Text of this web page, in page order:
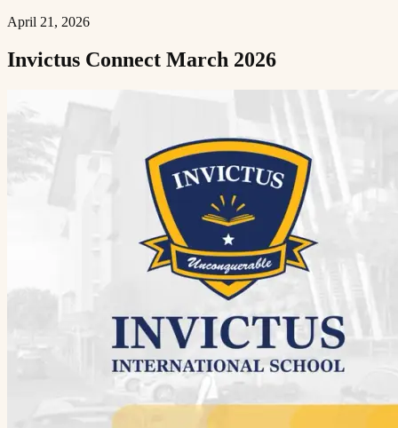
April 21, 2026
Invictus Connect March 2026​​​​‌ ‍ ​‍​‍‌‍ ‌ ​‍‌‍‍‌‌‍‌ ‌‍‍‌‌‍ ‍​‍​‍​ ‍‍​‍​‍‌ ​ ‌‍​‌‌‍ ‍‌‍‍‌‌ ‌​‌ ‍‌​‍ ‍‌‍‍‌‌‍ ​‍​‍​‍ ​​‍​‍‌‍‍​‌ ​‍‌‍‌‌‌‍‌‍​‍​‍​ ‍‍​‍​‍​‍ ‌ ​ ‌ ‌​‌ ‌‌‌‍‌​‌‍‍‌‌‍ ​‍ ‌‍‍‌‌‍ ‍‌ ‌​‌‍‌‌‌‍ ‍‌ ‌​​‍ ‌‍‌‌‌‍‌​‌‍‍‌‌ ‌​​‍ ‌‍ ‌‌‍ ‌‍‌​‌‍‌‌​ ‌‌ ​​‌ ​‍‌‍‌‌‌ ​ ‌‍‌‌‌‍ ‍‌ ‌​‌‍​‌‌ ‌​‌‍‍‌‌‍ ‌‍ ‍​ ‍ ‌‍‍‌‌‍‌​​ ‌​ ​ ​ ​‌​ ‌‍​ ​‌​ ‌ ‌‍‌‍‌‍‌​​ ​‍​‍ ‌​ ​‌‌‍​‌​ ​​​ ​​​‍ ‌​ ‌​​ ‌‍​ ‌ ​ ​ ​‍ ‌‌‍​‌​ ‌‍​ ‍‌​ ‍​​‍ ‌​ ‍​‌‍‌​​ ‌ ​ ​‌‌‍‌‌​ ​​​ ‍‌‌‍​‍​ ​ ​ ​‌​ ‌ ‌‍​‌​ ‍ ‌ ‌​‌ ‍‌‌ ​​‌‍‌‌​ ‌‌‍ ‍‌‍‌‌‌ ‌ ‌ ​ ​ ‍ ‌ ​​‌‍​‌‌ ‌​‌‍‍​​ ‌‌ ‌​‌‍‍‌‌ ‌​‌‍ ​‌‍‌‌​ ‌‍​‍‌‍​‌‌ ​ ‌‍‌‌‌‌‌‌‌ ​‍‌‍ ​​ ‌​‍‌‌​ ​‍‌​‌‍‌ ​ ‌ ‌​‌ ‌‌‌‍‌​‌‍‍‌‌‍ ​‍‌‍‌‍‍‌‌‍‌​​ ‌​ ​ ​ ​‌​ ‌‍​ ​‌​ ‌ ‌‍‌‍‌‍‌​​ ​‍​‍ ‌​ ​‌‌‍​‌​ ​​​ ​​​‍ ‌​ ‌​​ ‌‍​ ‌ ​ ​ ​‍ ‌‌‍​‌​ ‌‍​ ‍‌​ ‍​​‍ ‌​ ‍​‌‍‌​​ ‌ ​ ​‌‌‍‌‌​ ​​​ ‍‌‌‍​‍​ ​ ​ ​‌​ ‌ ‌‍​‌​‍‌‍‌ ‌​‌ ‍‌‌ ​​‌‍‌‌​ ‌‌‍ ‍‌‍‌‌‌ ‌ ‌ ​ ​‍‌‍‌ ​​‌‍​‌‌ ‌​‌‍‍​​ ‌‌ ‌​‌‍‍‌‌ ‌​‌‍ ​‌‍‌‌​‍‌‍‌ ​​‌‍‌‌‌ ​‍‌ ​ ‌ ​​‌‍‌‌‌‍​ ‌ ‌​‌‍‍‌‌ ‌‍‌‍‌‌​ ‌‌ ​​‌ ‌‌‌‍​‍‌‍ ​‌‍‍‌‌ ​ ‌‍‍​‌‍‌‌‌‍‌​​‍​‍‌ ‌